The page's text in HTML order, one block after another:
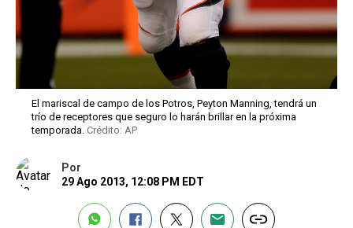
El mariscal de campo de los Potros, Peyton Manning, tendrá un
trío de receptores que seguro lo harán brillar en la próxima
temporada. Crédito: AP
Por
29 Ago 2013, 12:08 PM EDT